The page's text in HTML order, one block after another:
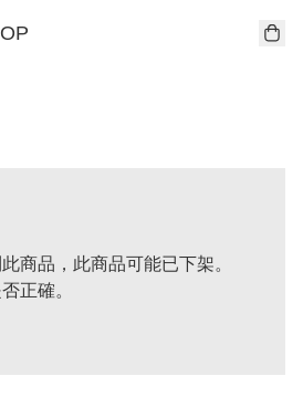
商品，此商品可能已下架。
正確。